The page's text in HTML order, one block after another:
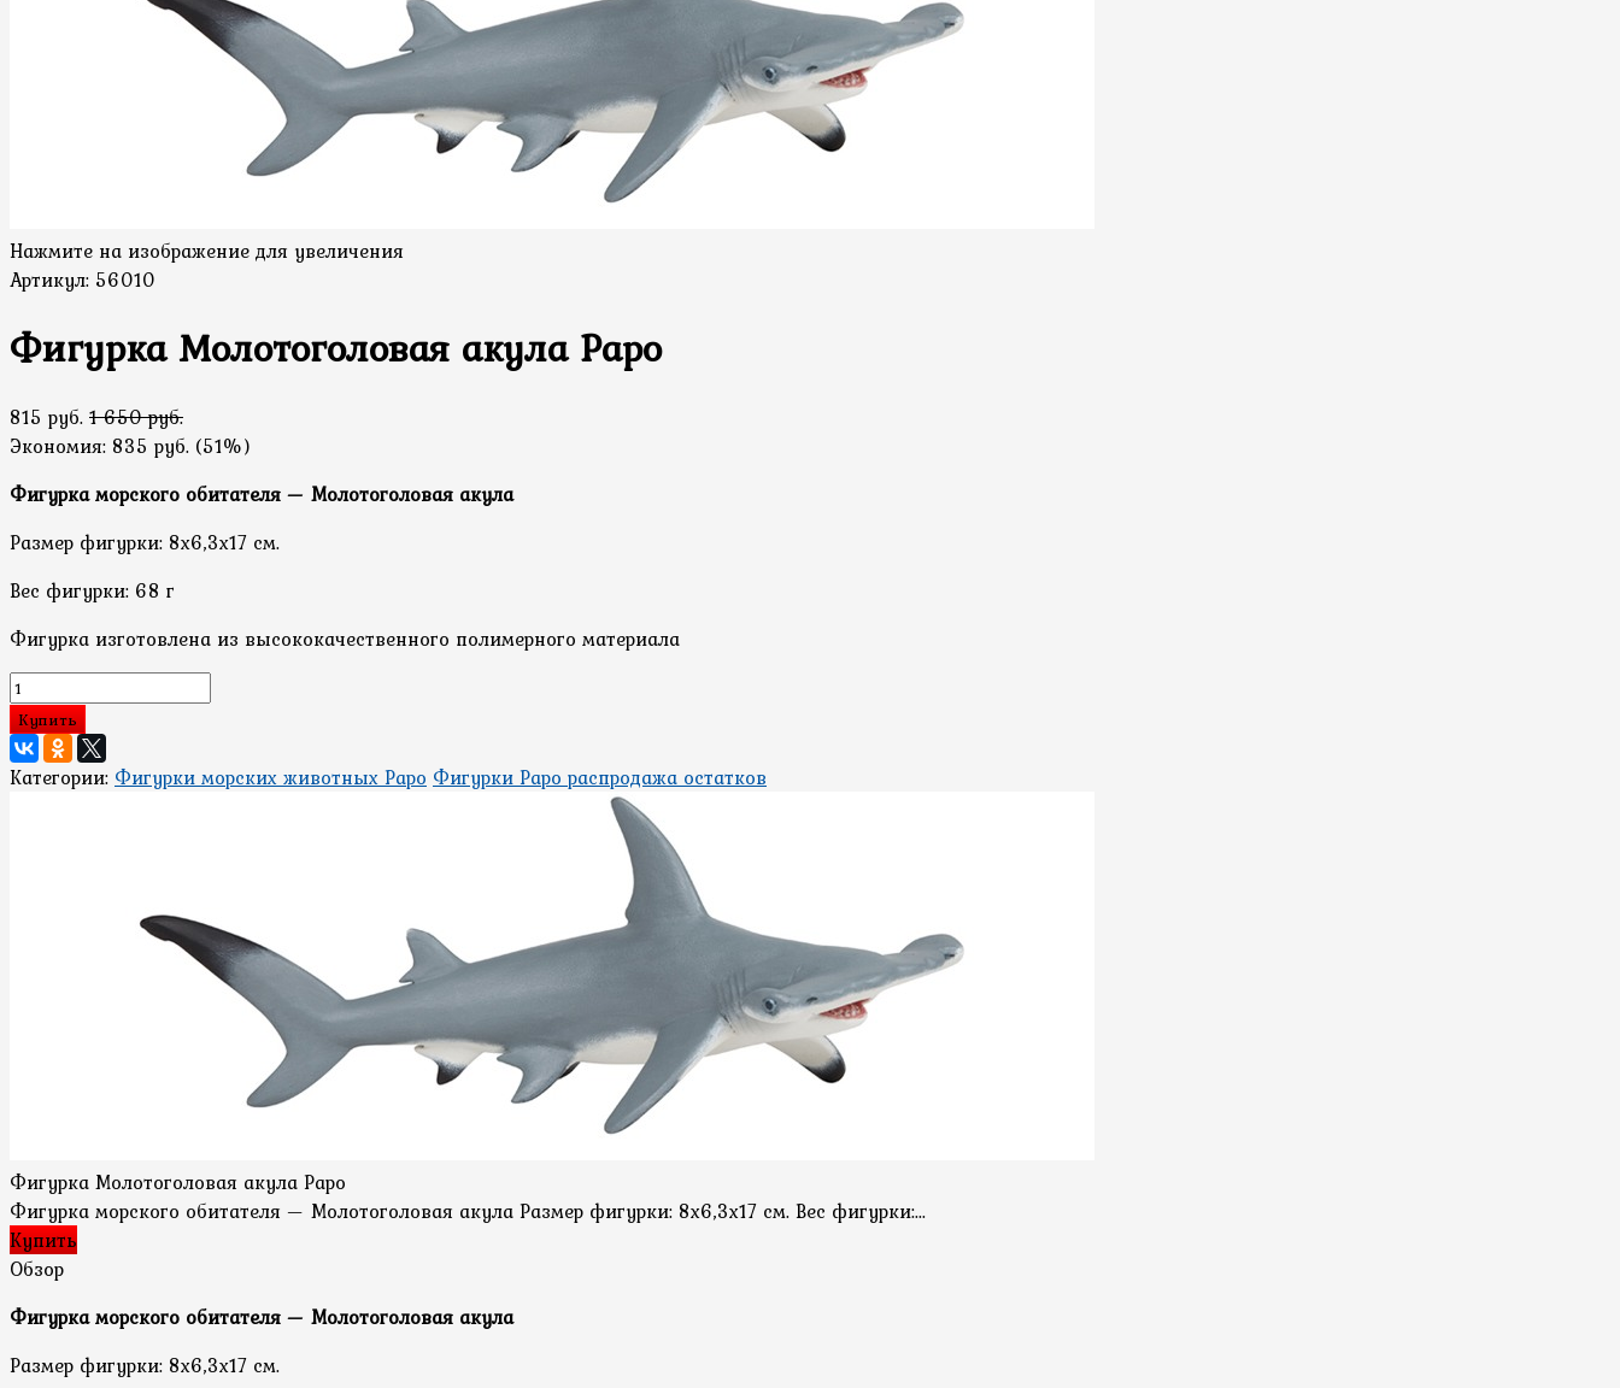
Нажмите на изображение для увеличения
Артикул: 56010
Фигурка Молотоголовая акула Papo
815 руб. 1 650 руб.
Экономия: 835 руб. (51%)
Фигурка морского обитателя — Молотоголовая акула
Размер фигурки: 8х6,3х17 см.
Вес фигурки: 68 г
Фигурка изготовлена из высококачественного полимерного материала
Купить
Категории: Фигурки морских животных Papo Фигурки Papo распродажа остатков
Фигурка Молотоголовая акула Papo
Фигурка морского обитателя — Молотоголовая акула Размер фигурки: 8х6,3х17 см. Вес фигурки:...
Купить
Обзор
Фигурка морского обитателя — Молотоголовая акула
Размер фигурки: 8х6,3х17 см.